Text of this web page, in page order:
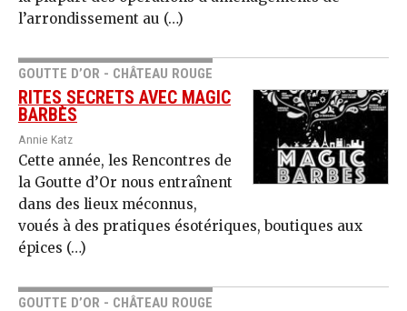
l’arrondissement au (…)
GOUTTE D’OR - CHÂTEAU ROUGE
RITES SECRETS AVEC MAGIC
BARBÈS
Annie Katz
Cette année, les Rencontres de
la Goutte d’Or nous entraînent
dans des lieux méconnus,
voués à des pratiques ésotériques, boutiques aux
épices (…)
GOUTTE D’OR - CHÂTEAU ROUGE